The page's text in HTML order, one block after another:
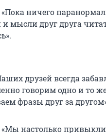
«Пока ничего
и мысли друг друга
друзей всегда
говорим одно и то
фразы друг за
«Мы настолько